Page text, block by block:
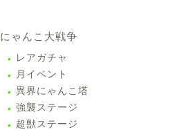
にゃんこ大戦争
レアガチャ
月イベント
異界にゃんこ塔
強襲ステージ
超獣ステージ